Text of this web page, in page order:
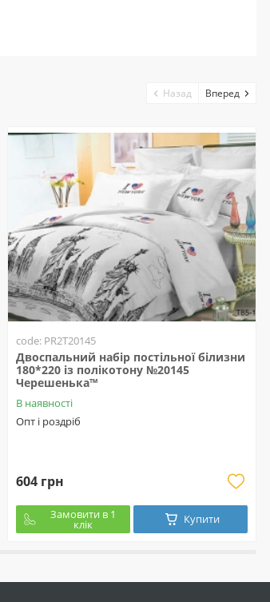
code: PR2T20145
Двоспальний набір постільної білизни
180*220 із полікотону №20145
Черешенька™
В наявності
Опт і роздріб
604 грн
Замовити в 1
клік Купити
Назад Вперед